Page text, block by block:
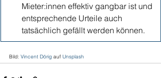
Mieter:innen effektiv gangbar ist und
entsprechende Urteile auch
tatsächlich gefällt werden können.
Bild: Vincent Dörig auf Unsplash